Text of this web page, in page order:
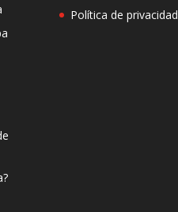
Política de privacidad